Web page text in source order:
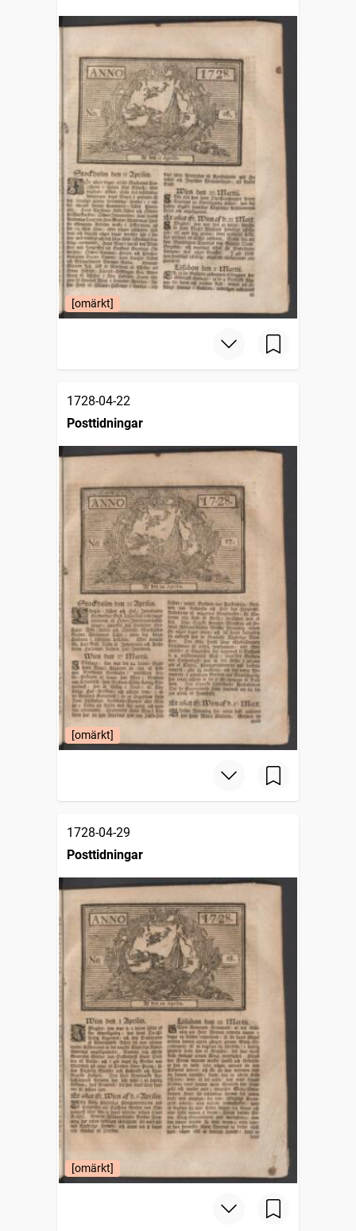
[omärkt]
1728-04-22
Posttidningar
[omärkt]
1728-04-29
Posttidningar
[omärkt]